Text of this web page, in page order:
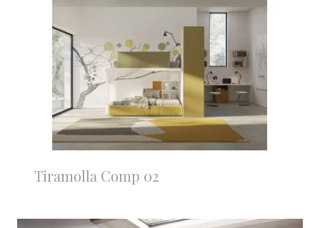
Tiramolla Comp 02